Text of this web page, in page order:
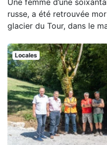
russe, a été retrouvée
glacier du Tour, dans le
Locales